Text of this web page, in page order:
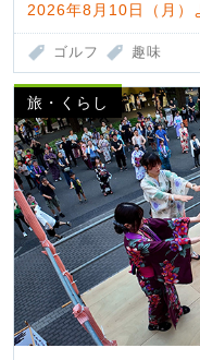
2026年8月10日（月
ゴルフ 趣味
旅・くらし